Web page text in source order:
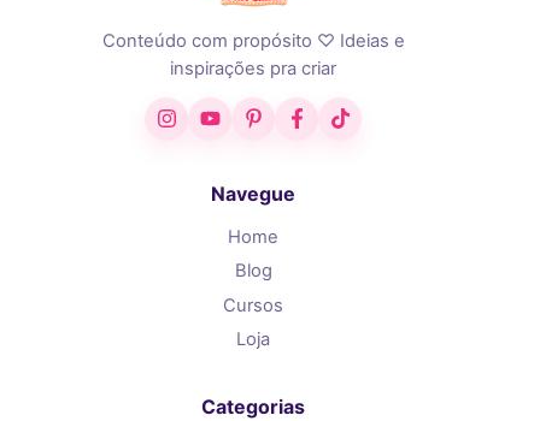
Conteúdo com propósito ♡ Ideias e
inspirações pra criar
InstagramYouTubePinterestFacebook
TikTok
Navegue
Home
Blog
Cursos
Loja
Categorias